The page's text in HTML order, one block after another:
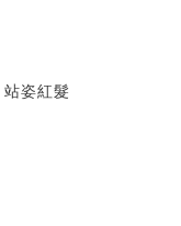
姿紅髮